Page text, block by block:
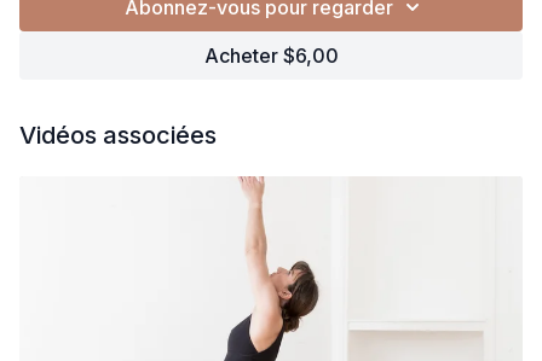
Abonnez-vous pour regarder
Acheter $6,00
Vidéos associées